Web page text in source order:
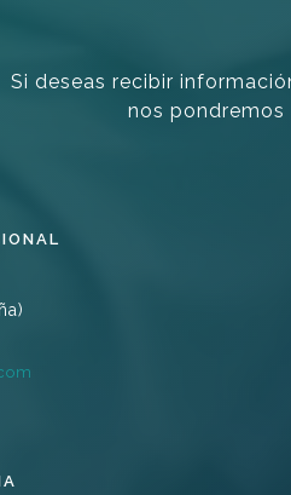
Si deseas recibir
nos